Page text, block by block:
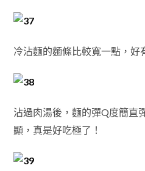
冷沾麵的麵條比較寬一點，好
沾過肉湯後，麵的彈Q度簡直
顯，真是好吃極了！